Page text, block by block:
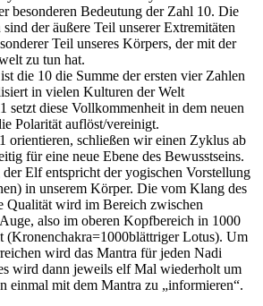
besonderen Bedeutung der Zahl 10. Die
der äußere Teil unserer Extremitäten
Teil unseres Körpers, der mit der
zu tun hat.
die 10 die Summe der ersten vier Zahlen
in vielen Kulturen der Welt
setzt diese Vollkommenheit in dem neuen
Polarität auflöst/vereinigt.
orientieren, schließen wir einen Zyklus ab
für eine neue Ebene des Bewusstseins.
Elf entspricht der yogischen Vorstellung
in unserem Körper. Die vom Klang des
Qualität wird im Bereich zwischen
also im oberen Kopfbereich in 1000
(Kronenchakra=1000blättriger Lotus). Um
wird das Mantra für jeden Nadi
wird dann jeweils elf Mal wiederholt um
einmal mit dem Mantra zu „informieren“.